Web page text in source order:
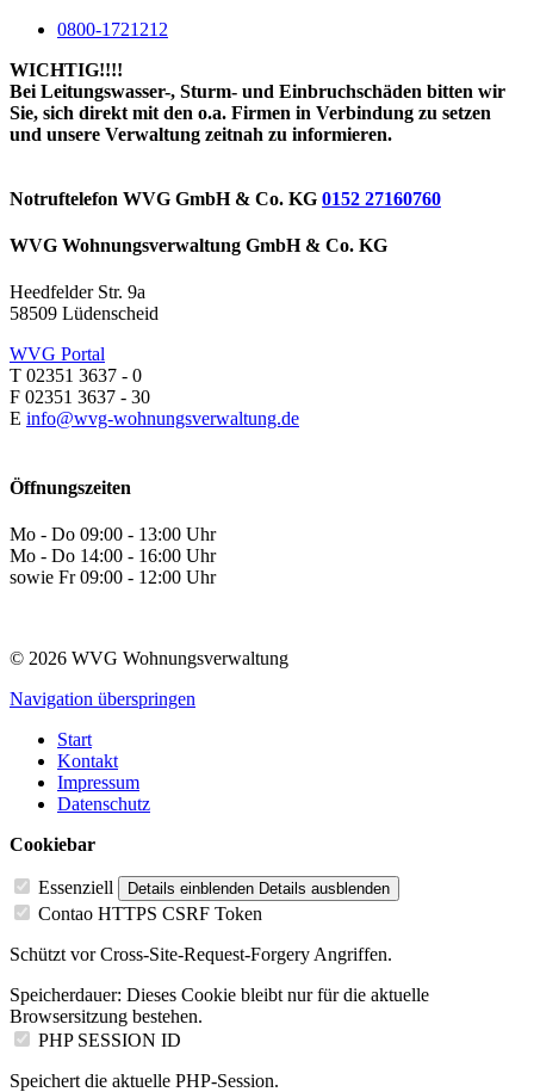
0800-1721212
WICHTIG!!!!
Bei Leitungswasser-, Sturm- und Einbruchschäden bitten wir
Sie, sich direkt mit den o.a. Firmen in Verbindung zu setzen
und unsere Verwaltung zeitnah zu informieren.
Notruftelefon WVG GmbH & Co. KG 0152 27160760
WVG Wohnungsverwaltung GmbH & Co. KG
Heedfelder Str. 9a
58509 Lüdenscheid
WVG Portal
T 02351 3637 - 0
F 02351 3637 - 30
E info@wvg-wohnungsverwaltung.de
Öffnungszeiten
Mo - Do 09:00 - 13:00 Uhr
Mo - Do 14:00 - 16:00 Uhr
sowie Fr 09:00 - 12:00 Uhr
© 2026 WVG Wohnungsverwaltung
Navigation überspringen
Start
Kontakt
Impressum
Datenschutz
Cookiebar
Essenziell Details einblenden Details ausblenden
Contao HTTPS CSRF Token
Schützt vor Cross-Site-Request-Forgery Angriffen.
Speicherdauer: Dieses Cookie bleibt nur für die aktuelle
Browsersitzung bestehen.
PHP SESSION ID
Speichert die aktuelle PHP-Session.